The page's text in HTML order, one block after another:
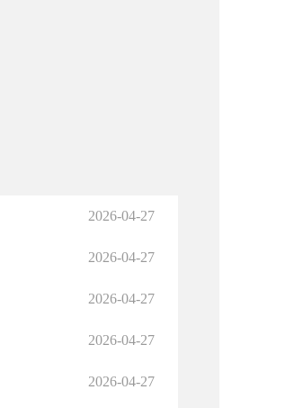
2026-04-27
2026-04-27
2026-04-27
2026-04-27
2026-04-27